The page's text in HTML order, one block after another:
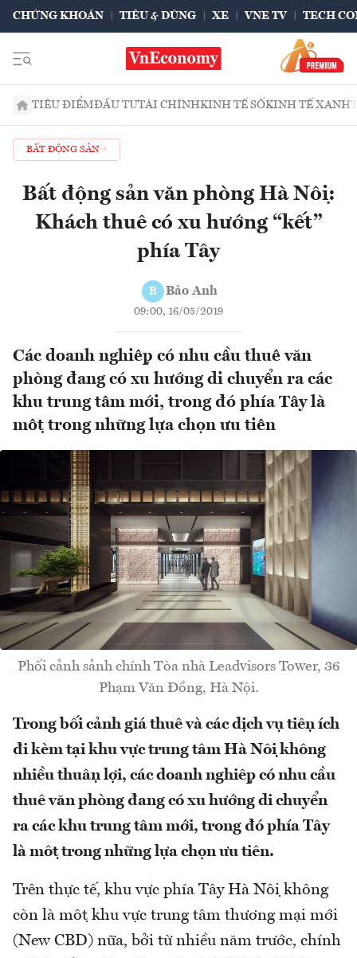
CHỨNG KHOÁN TIÊU & DÙNG XE VNE TV TECH
TIÊU ĐIỂMĐẦU TƯTÀI CHÍNHKINH TẾ SỐKINH TẾ XANH
BẤT ĐỘNG SẢN
Bất động sản văn phòng Hà Nội:
Khách thuê có xu hướng “kết”
phía Tây
B Bảo Anh
09:00, 16/05/2019
Các doanh nghiệp có nhu cầu thuê văn
phòng đang có xu hướng di chuyển ra các
khu trung tâm mới, trong đó phía Tây là
một trong những lựa chọn ưu tiên
Phối cảnh sảnh chính Tòa nhà Leadvisors Tower, 36
Phạm Văn Đồng, Hà Nội.
Trong bối cảnh giá thuê và các dịch vụ tiện ích
đi kèm tại khu vực trung tâm Hà Nội không
nhiều thuận lợi, các doanh nghiệp có nhu cầu
thuê văn phòng đang có xu hướng di chuyển
ra các khu trung tâm mới, trong đó phía Tây
là một trong những lựa chọn ưu tiên.
Trên thực tế, khu vực phía Tây Hà Nội không
còn là một khu vực trung tâm thương mại mới
(New CBD) nữa, bởi từ nhiều năm trước, chính